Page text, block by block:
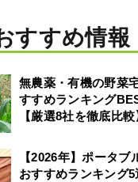
すすめ情報
無農薬・有機の野菜
すすめランキング
【厳選8社を徹底比較
【2026年】ポータブ
おすすめランキング